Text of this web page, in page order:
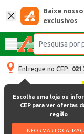
Baixe
exclusivos
Entregue no CEP:
Escolha uma loja ou
CEP para ver ofertas
região
INFORMAR